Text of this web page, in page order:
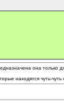
она только
находятся чуть-чуть